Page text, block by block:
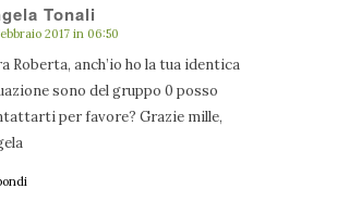
Tonali
2017 in 06:50
Roberta, anch’io ho la tua identica
sono del gruppo 0 posso
per favore? Grazie mille,